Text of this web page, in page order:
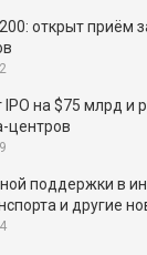
открыт приём
на $75 млрд и
центров
поддержки в
и другие